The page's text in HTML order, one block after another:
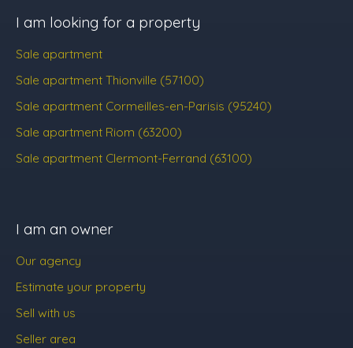
I am looking for a property
Sale apartment
Sale apartment Thionville (57100)
Sale apartment Cormeilles-en-Parisis (95240)
Sale apartment Riom (63200)
Sale apartment Clermont-Ferrand (63100)
I am an owner
Our agency
Estimate your property
Sell with us
Seller area